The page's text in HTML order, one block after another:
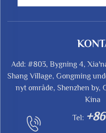
Add: #803, Bygning 4,
Shang Village, Gongming
nyt område, Shenzhen by,
Kina
Tel: